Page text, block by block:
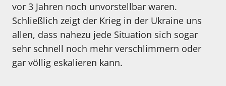
vor 3 Jahren noch unvorstellbar waren.
Schließlich zeigt der Krieg in der Ukraine uns
allen, dass nahezu jede Situation sich sogar
sehr schnell noch mehr verschlimmern oder
gar völlig eskalieren kann.